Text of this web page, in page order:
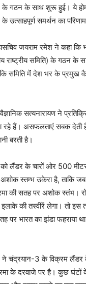
गठन के साथ शुरू हुई। ये
समर्थन का
जयराम रमेश ने कहा कि
राष्ट्रीय समिति) के गठन के
समिति में देश भर के प्रमुख
सत्यनारायण ने
रहे हैं। असफलताएं सबक
बरती है।
लैंडर के चारों ओर 500
स्तम्भ उकेरा है, ताकि जब
की सतह पर अशोक स्तंभ।
इलाके की तस्वीरें लेगा। तो
पर भारत का झंडा फहराया
ने चंद्रयान-3 के विक्रम
के दरवाजे पर है। कुछ घंटों